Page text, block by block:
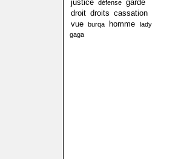
justice défense
garde
droit droits cassation
vue
burqa homme
lady
gaga